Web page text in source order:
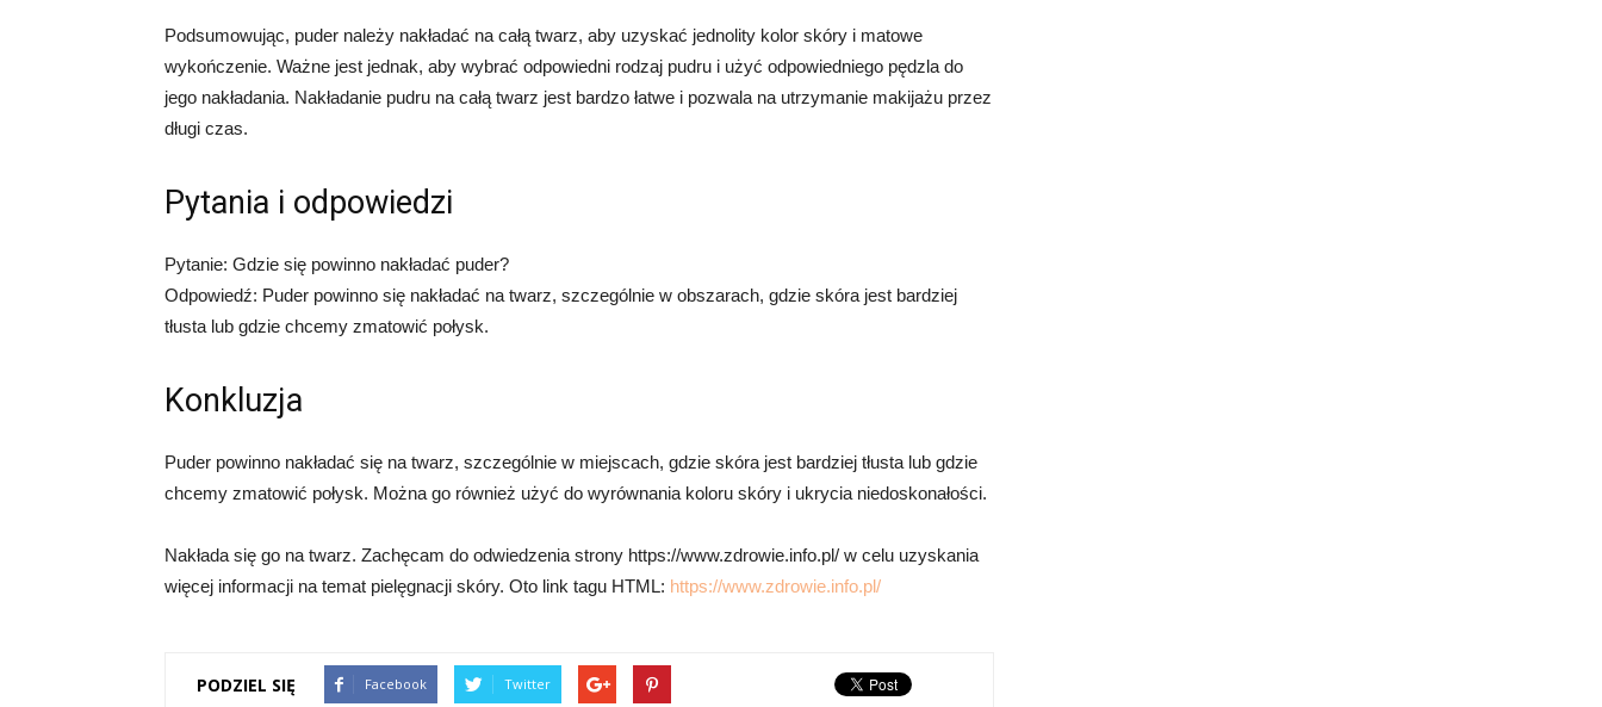
Podsumowując, puder należy nakładać na całą twarz, aby uzyskać jednolity kolor skóry i matowe
wykończenie. Ważne jest jednak, aby wybrać odpowiedni rodzaj pudru i użyć odpowiedniego pędzla do
jego nakładania. Nakładanie pudru na całą twarz jest bardzo łatwe i pozwala na utrzymanie makijażu przez
długi czas.
Pytania i odpowiedzi
Pytanie: Gdzie się powinno nakładać puder?
Odpowiedź: Puder powinno się nakładać na twarz, szczególnie w obszarach, gdzie skóra jest bardziej
tłusta lub gdzie chcemy zmatowić połysk.
Konkluzja
Puder powinno nakładać się na twarz, szczególnie w miejscach, gdzie skóra jest bardziej tłusta lub gdzie
chcemy zmatowić połysk. Można go również użyć do wyrównania koloru skóry i ukrycia niedoskonałości.
Nakłada się go na twarz. Zachęcam do odwiedzenia strony https://www.zdrowie.info.pl/ w celu uzyskania
więcej informacji na temat pielęgnacji skóry. Oto link tagu HTML: https://www.zdrowie.info.pl/
PODZIEL SIĘ Facebook Twitter